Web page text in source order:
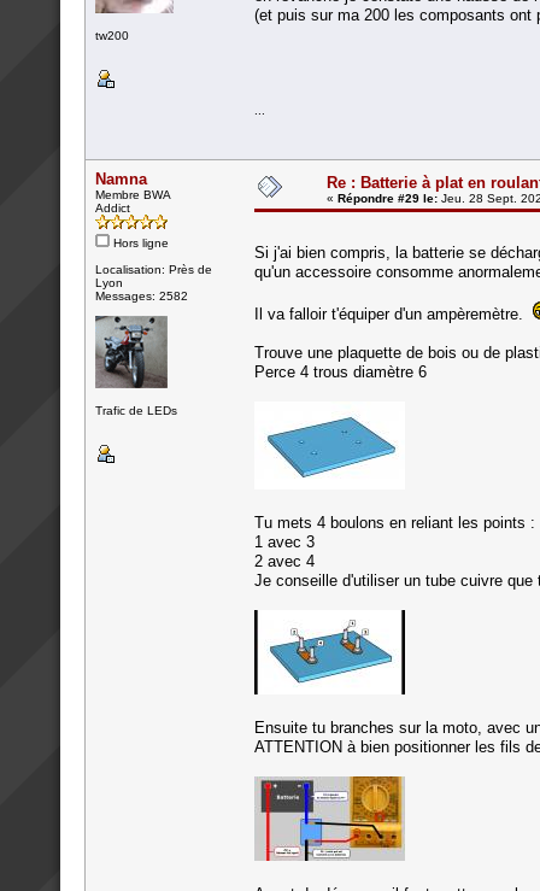
tw200
(et puis sur ma 200 les composants ont
Namna
Membre BWA
Addict
Hors ligne
Localisation: Près de
Lyon
Messages: 2582
Trafic de LEDs
Re : Batterie à plat en
« Répondre #29 le: Jeu. 28 Sept.
Si j'ai bien compris, la batterie se
qu'un accessoire consomme
Il va falloir t'équiper d'un ampèremètre.
Trouve une plaquette de bois ou de
Perce 4 trous diamètre 6
Tu mets 4 boulons en reliant les points :
1 avec 3
2 avec 4
Je conseille d'utiliser un tube cuivre
Ensuite tu branches sur la moto, avec
ATTENTION à bien positionner les fils